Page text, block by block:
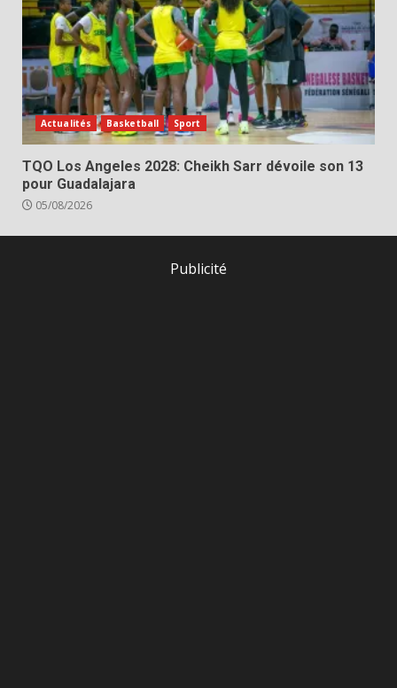
Actualités Basketball Sport
TQO Los Angeles 2028: Cheikh Sarr dévoile son 13
pour Guadalajara
05/08/2026
Publicité